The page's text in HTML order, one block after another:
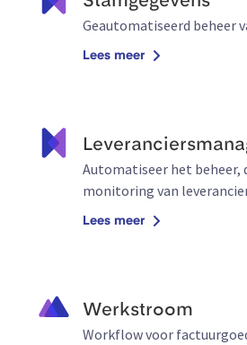
Geautomatiseerd beheer
Lees meer
Automatiseer het beheer,
monitoring van
Lees meer
Werkstroom
Workflow voor